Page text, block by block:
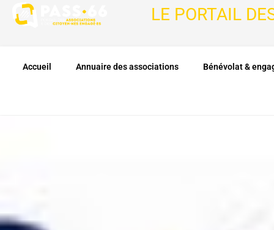
LE PORTAIL
Accueil Annuaire des associations Bénévolat &